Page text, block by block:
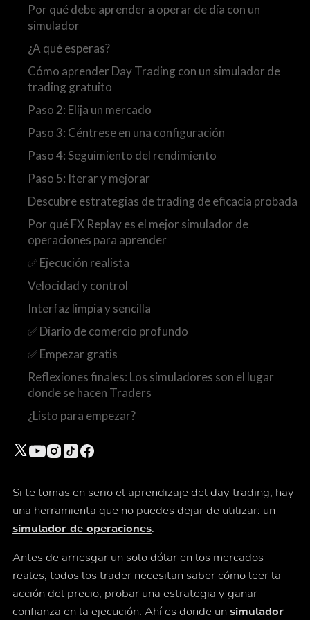
Si te tomas en serio el aprendizaje del day trading, hay
una herramienta que no puedes dejar de utilizar: un
simulador de operaciones.
Antes de arriesgar un solo dólar en los mercados
reales, todos los trader necesitan saber cómo leer la
acción del precio, probar una estrategia y ganar
confianza en la ejecución. Ahí es donde un simulador
Por qué debe aprender a operar de día con un
simulador
¿A qué esperas?
Cómo aprender Day Trading con un simulador de
trading gratuito
Paso 2: Elija un mercado
Paso 3: Céntrese en una configuración
Paso 4: Seguimiento del rendimiento
Paso 5: Iterar y mejorar
Descubre estrategias de trading de eficacia probada
Por qué FX Replay es el mejor simulador de
operaciones para aprender
✅ Ejecución realista
Velocidad y control
Interfaz limpia y sencilla
✅ Diario de comercio profundo
✅ Empezar gratis
Reflexiones finales: Los simuladores son el lugar
donde se hacen Traders
¿Listo para empezar?